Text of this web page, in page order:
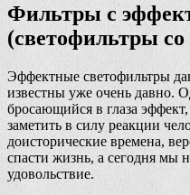
Фильтры с
(светофильтры
Эффектные светофильтры
известны уже очень давно.
бросающийся в глаза
заметить в силу реакции
доисторические времена,
спасти жизнь, а сегодня мы
удовольствие.